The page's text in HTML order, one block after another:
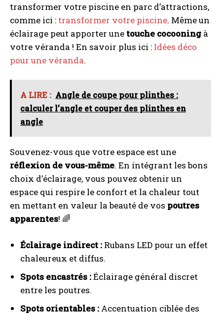
I've read and accept thePrivacy Policy.
A LIRE :
Extension maison avec véranda : budget et
étapes de réalisation
transformer votre piscine en parc d’attractions,
comme ici : transformer votre piscine. Même un
éclairage peut apporter une touche cocooning à
votre véranda ! En savoir plus ici : Idées déco
pour une véranda.
A LIRE : Angle de coupe pour plinthes :
calculer l’angle et couper des plinthes en
angle
Souvenez-vous que votre espace est une
réflexion de vous-même. En intégrant les bons
choix d’éclairage, vous pouvez obtenir un
espace qui respire le confort et la chaleur tout
en mettant en valeur la beauté de vos poutres
apparentes! 🌈
Éclairage indirect : Rubans LED pour un effet
chaleureux et diffus.
Spots encastrés :Éclairage général discret
entre les poutres.
Spots orientables : Accentuation ciblée des